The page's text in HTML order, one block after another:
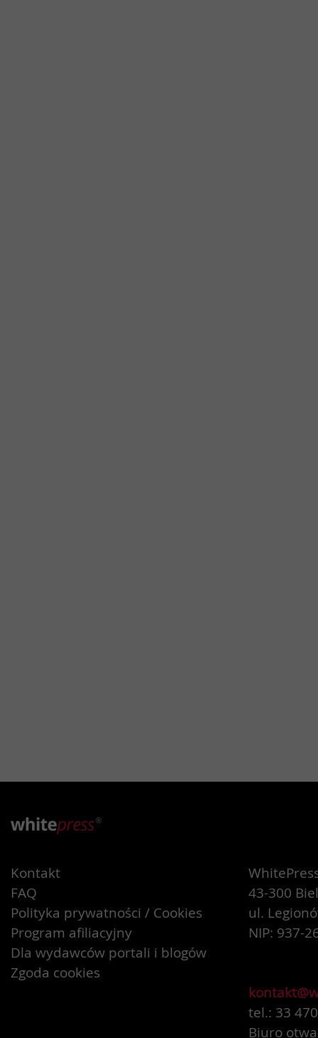
Kontakt
FAQ
Polityka prywatności / Cookies
Program afiliacyjny
Dla wydawców portali i blogów
Zgoda cookies
43-300
ul.
NIP: 937-
tel.: 33
Biuro